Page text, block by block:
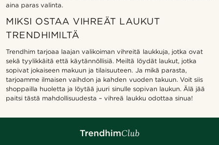
aina paras valinta.
MIKSI OSTAA VIHREÄT LAUKUT
TRENDHIMILTÄ
Trendhim tarjoaa laajan valikoiman vihreitä laukkuja, jotka ovat
sekä tyylikkäitä että käytännöllisiä. Meiltä löydät laukut, jotka
sopivat jokaiseen makuun ja tilaisuuteen. Ja mikä parasta,
tarjoamme ilmaisen vaihdon ja kahden vuoden takuun. Voit siis
shoppailla huoletta ja löytää juuri sinulle sopivan laukun. Älä jää
paitsi tästä mahdollisuudesta – vihreä laukku odottaa sinua!